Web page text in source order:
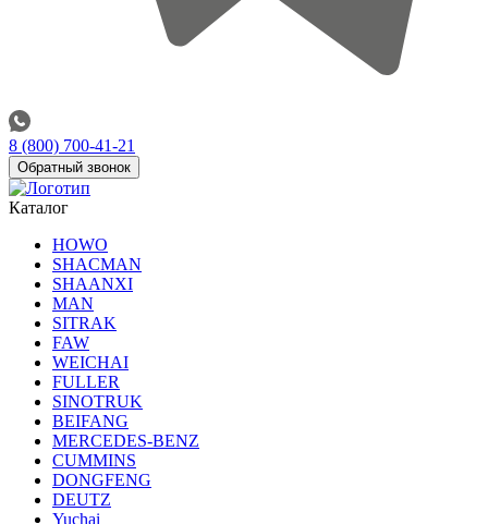
8 (800) 700-41-21
Обратный звонок
Каталог
HOWO
SHACMAN
SHAANXI
MAN
SITRAK
FAW
WEICHAI
FULLER
SINOTRUK
BEIFANG
MERCEDES-BENZ
CUMMINS
DONGFENG
DEUTZ
Yuchai